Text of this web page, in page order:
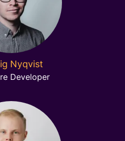
Nyqvist
Developer